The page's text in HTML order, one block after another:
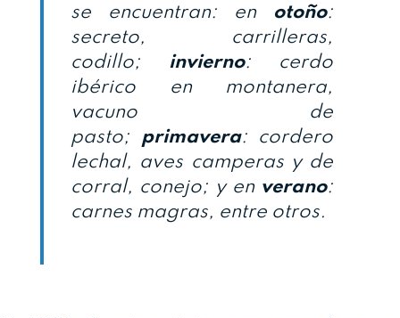
se encuentran: en otoño:
secreto, carrilleras,
codillo; invierno: cerdo
ibérico en montanera,
vacuno de
pasto; primavera: cordero
lechal, aves camperas y de
corral, conejo; y en verano:
carnes magras, entre otros.